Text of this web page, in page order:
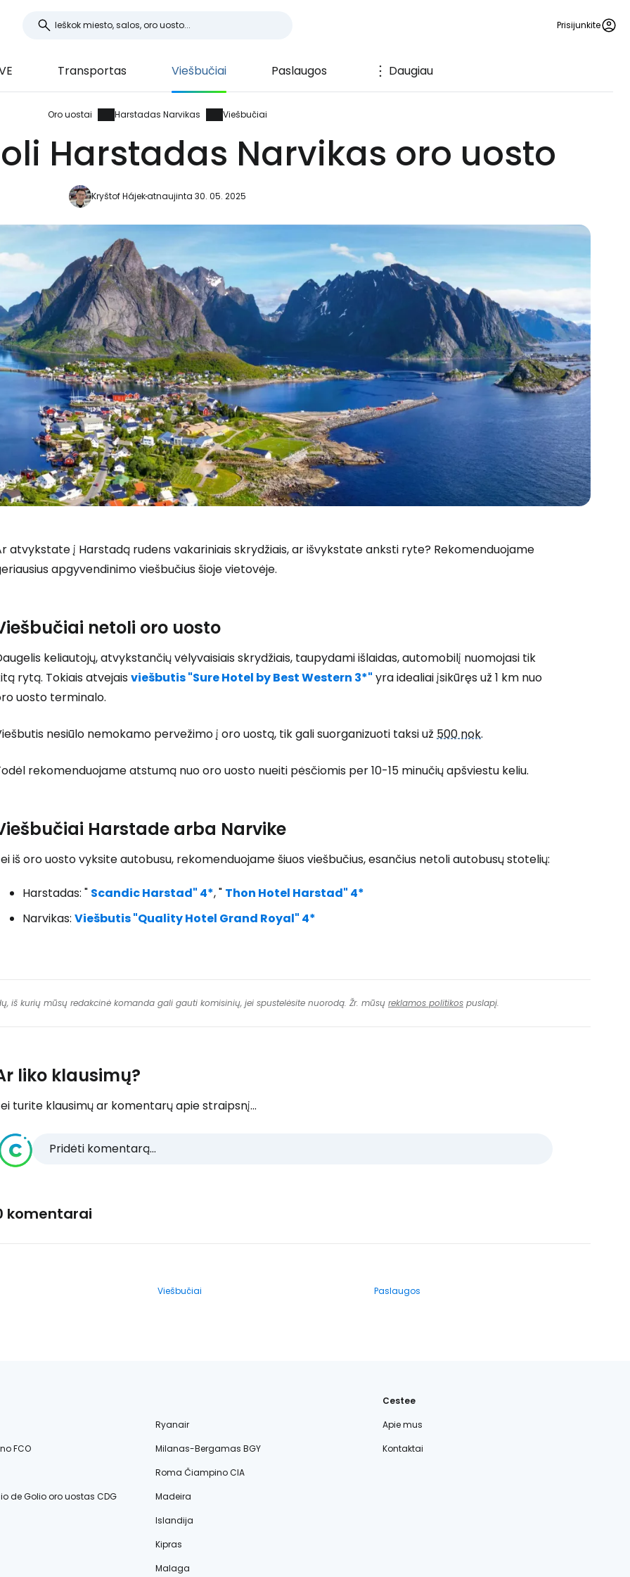
Prisijunkite
Transportas Viešbučiai Paslaugos Daugiau
Oro uostai Harstadas Narvikas Viešbučiai
Harstadas Narvikas oro uosto
Kryštof Hájekatnaujinta 30. 05. 2025
atvykstate į Harstadą rudens vakariniais skrydžiais, ar išvykstate anksti ryte? Rekomenduojame
apgyvendinimo viešbučius šioje vietovėje.
netoli oro uosto
keliautojų, atvykstančių vėlyvaisiais skrydžiais, taupydami išlaidas, automobilį nuomojasi tik
rytą. Tokiais atvejaisviešbutis "Sure Hotel by Best Western 3*" yra idealiai įsikūręs už 1 km nuo
uosto terminalo.
nesiūlo nemokamo pervežimo į oro uostą, tik gali suorganizuoti taksi už 500 nok.
rekomenduojame atstumą nuo oro uosto nueiti pėsčiomis per 10-15 minučių apšviestu keliu.
Harstade arba Narvike
iš oro uosto vyksite autobusu, rekomenduojame šiuos viešbučius, esančius netoli autobusų stotelių:
Harstadas: " Scandic Harstad" 4*, " Thon Hotel Harstad" 4*
Narvikas: Viešbutis "Quality Hotel Grand Royal" 4*
iš kurių mūsų redakcinė komanda gali gauti komisinių, jei spustelėsite nuorodą. Žr. mūsų reklamos politikos puslapį.
liko klausimų?
turite klausimų ar komentarų apie straipsnį...
Pridėti komentarą...
komentarai
Viešbučiai Paslaugos
Ryanair
FCO
Milanas-Bergamas BGY
Roma Čiampino CIA
de Golio oro uostas CDG
Madeira
Islandija
Kipras
Malaga
Cestee
Apie mus
Kontaktai
Prisijunkite prie Cestee
Tęsti su Google
Tęsti el. paštu